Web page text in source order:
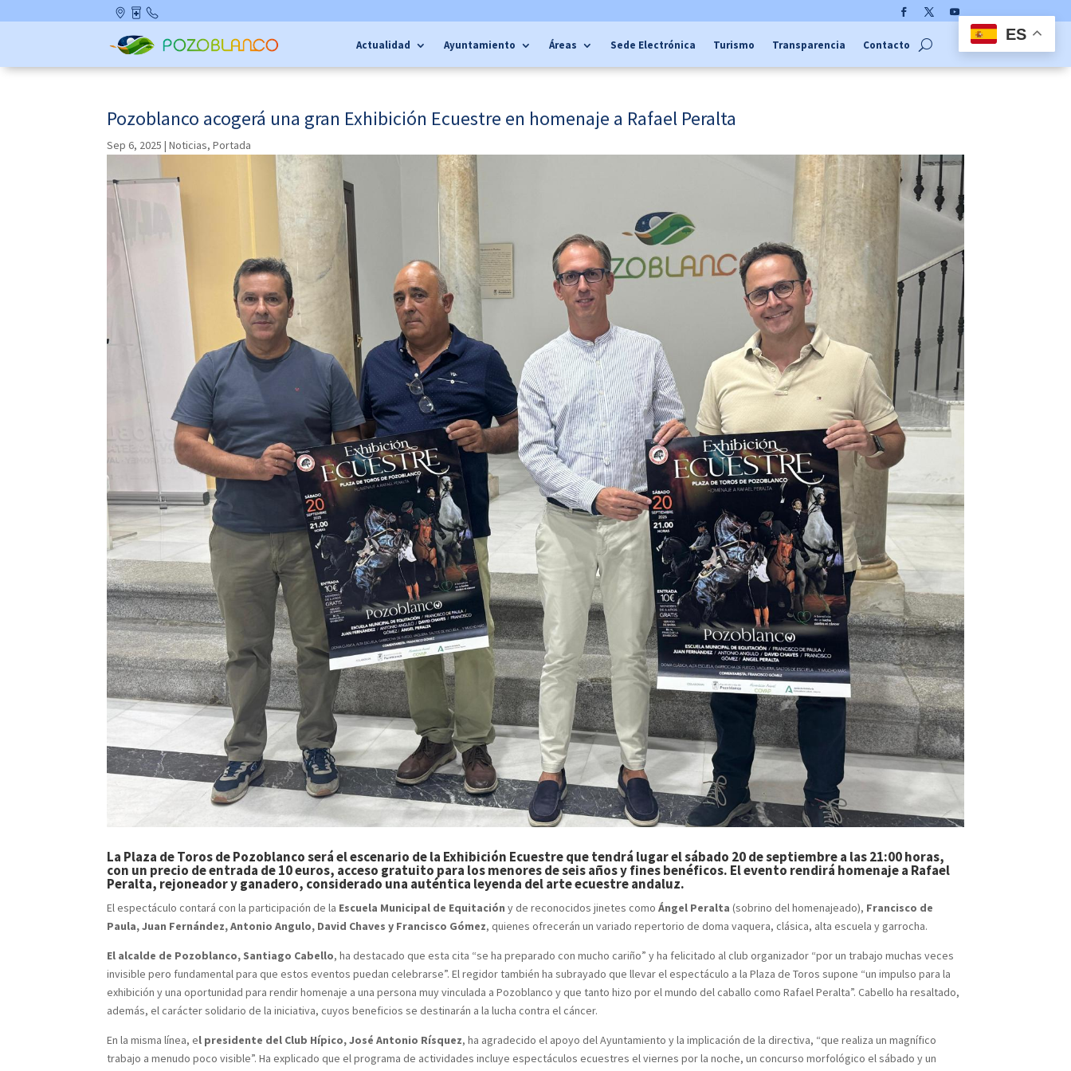
to
Ubicació
n
Farmaci
as de
Contact
o
YouTube
Actualidad
Ayuntamiento Áreas Sede Electrónica Turismo Transparencia Contacto
Pozoblanco acogerá una gran Exhibición Ecuestre en homenaje a Rafael Peralta
Sep 6, 2025 |Noticias,Portada
La Plaza de Toros de Pozoblanco será el escenario de la Exhibición Ecuestre que tendrá lugar el sábado 20 de septiembre a las 21:00 horas,
con un precio de entrada de 10 euros, acceso gratuito para los menores de seis años y fines benéficos. El evento rendirá homenaje a Rafael
Peralta, rejoneador y ganadero, considerado una auténtica leyenda del arte ecuestre andaluz.
El espectáculo contará con la participación de la Escuela Municipal de Equitación y de reconocidos jinetes comoÁngel Peralta (sobrino del homenajeado), Francisco de
Paula, Juan Fernández, Antonio Angulo, David Chaves y Francisco Gómez, quienes ofrecerán un variado repertorio de doma vaquera, clásica, alta escuela y garrocha.
El alcalde de Pozoblanco, Santiago Cabello, ha destacado que esta cita “se ha preparado con mucho cariño” y ha felicitado al club organizador “por un trabajo muchas veces
invisible pero fundamental para que estos eventos puedan celebrarse”. El regidor también ha subrayado que llevar el espectáculo a la Plaza de Toros supone “un impulso para la
exhibición y una oportunidad para rendir homenaje a una persona muy vinculada a Pozoblanco y que tanto hizo por el mundo del caballo como Rafael Peralta”. Cabello ha resaltado,
además, el carácter solidario de la iniciativa, cuyos beneficios se destinarán a la lucha contra el cáncer.
En la misma línea, el presidente del Club Hípico, José Antonio Rísquez, ha agradecido el apoyo del Ayuntamiento y la implicación de la directiva, “que realiza un magnífico
trabajo a menudo poco visible”. Ha explicado que el programa de actividades incluye espectáculos ecuestres el viernes por la noche, un concurso morfológico el sábado y un
ES